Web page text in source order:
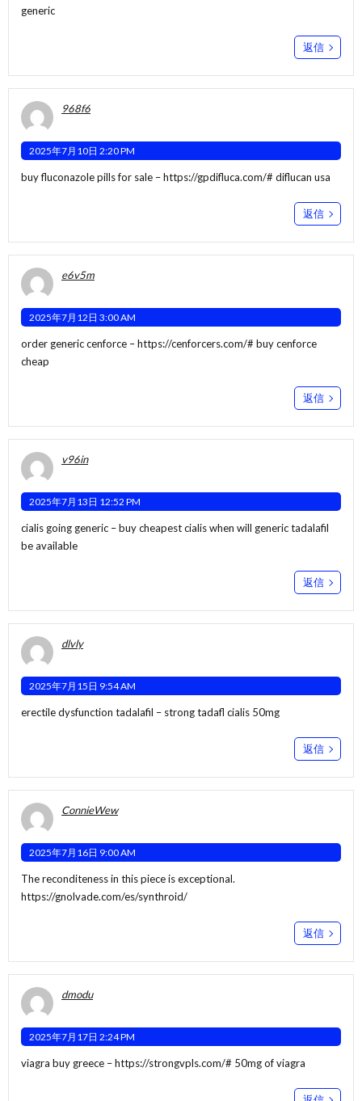
generic
返信
968f6
2025年7月10日 2:20 PM
buy fluconazole pills for sale –https://gpdifluca.com/# diflucan usa
返信
e6v5m
2025年7月12日 3:00 AM
order generic cenforce –https://cenforcers.com/# buy cenforce
cheap
返信
v96in
2025年7月13日 12:52 PM
cialis going generic –buy cheapest cialiswhen will generic tadalafil
be available
返信
dlvly
2025年7月15日 9:54 AM
erectile dysfunction tadalafil – strong tadafl cialis 50mg
返信
ConnieWew
2025年7月16日 9:00 AM
The reconditeness in this piece is exceptional.
https://gnolvade.com/es/synthroid/
返信
dmodu
2025年7月17日 2:24 PM
viagra buy greece –https://strongvpls.com/# 50mg of viagra